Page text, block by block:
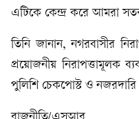
এটিকে কেন্দ্র করে আমরা
তিনি জানান, নগরবাসীর
প্রয়োজনীয় নিরাপত্তামূলক
পুলিশি চেকপোস্ট ও